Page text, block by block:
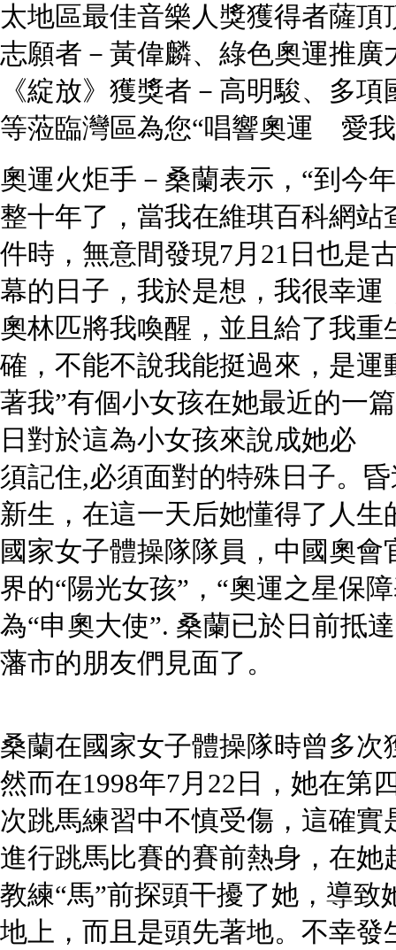
太地區最佳音樂人獎獲得者薩
志願者－黃偉麟、綠色奧運推
《綻放》獲獎者－高明駿、多
等蒞臨灣區為您“唱響奧運 愛
奧運火炬手－桑蘭表示，“到今
整十年了，當我在維琪百科網
件時，無意間發現7月21日也是
幕的日子，我於是想，我很幸
奧林匹將我喚醒，並且給了我
確，不能不說我能挺過來，是
著我”有個小女孩在她最近的一
日對於這為小女孩來說成她必
須記住,必須面對的特殊日子。
新生，在這一天后她懂得了人生
國家女子體操隊隊員，中國奧
界的“陽光女孩”，“奧運之星保
為“申奧大使”. 桑蘭已於日前抵
藩市的朋友們見面了。
桑蘭在國家女子體操隊時曾多
然而在1998年7月22日，她在第
次跳馬練習中不慎受傷，這確
進行跳馬比賽的賽前熱身，在
教練“馬”前探頭干擾了她，導
地上，而且是頭先著地。不幸發